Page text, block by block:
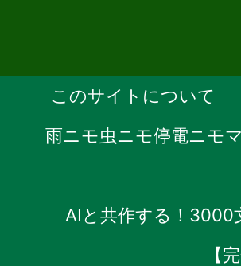
このサイトについて
雨ニモ虫ニモ停電ニモ
AIと共作する！3000
【